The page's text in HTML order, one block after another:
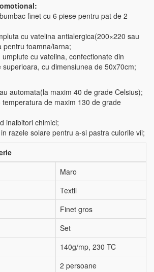
finet cu 6 piese pentru pat de 2
cu vatelina antialergica(200×220 sau
pentru toamna/iarna;
cu vatelina, confectionate din
superioara, cu dimensiunea de 50x70cm;
automata(la maxim 40 de grade Celsius);
de maxim 130 de grade
inalbitori chimici;
razele solare pentru a-si pastra culorile vii;
Maro
Textil
Finet gros
Set
140g/mp, 230 TC
2 persoane